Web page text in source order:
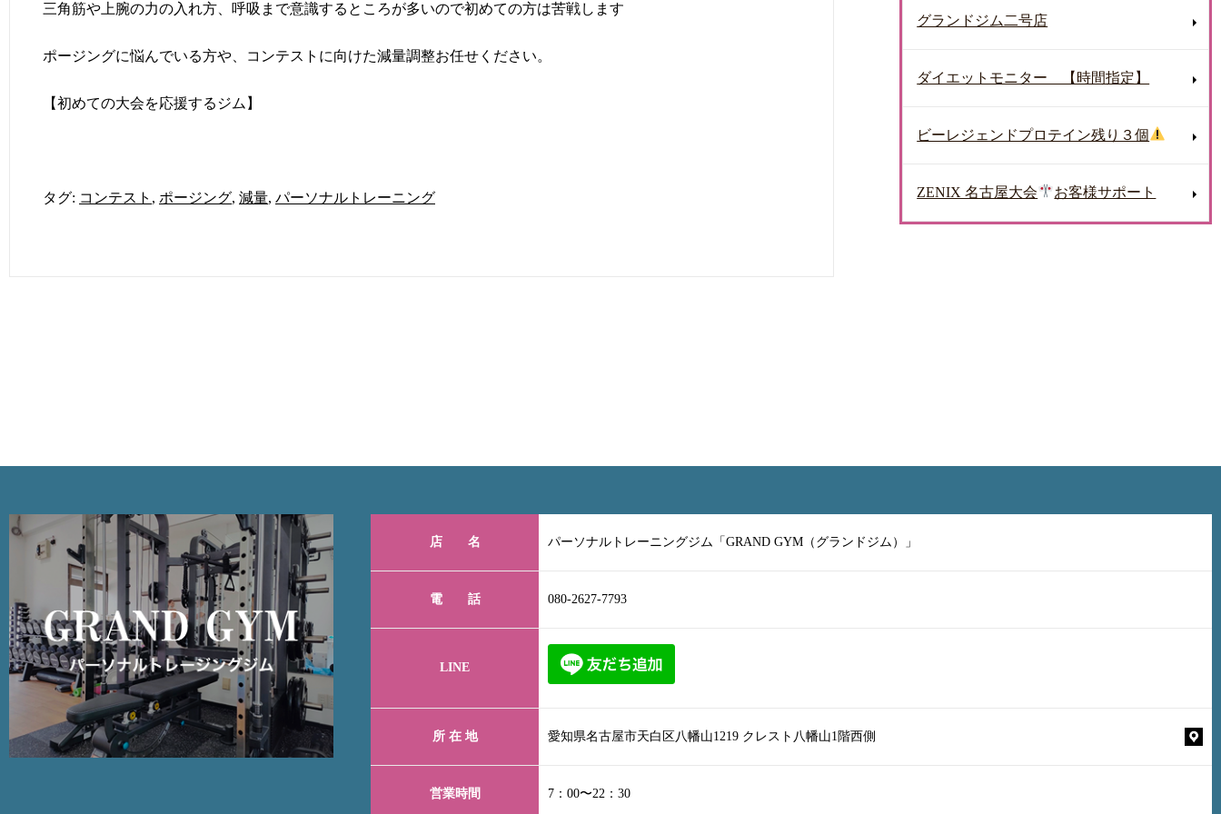
三角筋や上腕の力の入れ方、呼吸まで意識するところが多いので初めての方は苦戦します
ポージングに悩んでいる方や、コンテストに向けた減量調整お任せください。
【初めての大会を応援するジム】
タグ: コンテスト , ポージング, 減量, パーソナルトレーニング
グランドジム二号店
ダイエットモニター 【時間指定】
ビーレジェンドプロテイン残り３個
ZENIX 名古屋大会 お客様サポート
店 名 パーソナルトレーニングジム「GRAND GYM（グランドジム）」
電 話 080-2627-7793
LINE
所 在 地 愛知県名古屋市天白区八幡山1219 クレスト八幡山1階西側
営業時間 7：00〜22：30